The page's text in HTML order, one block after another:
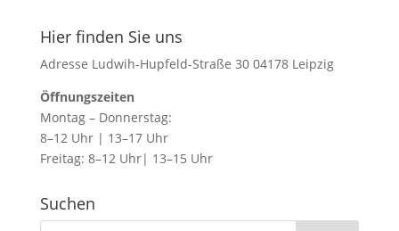
Hier finden Sie uns
Adresse Ludwih-Hupfeld-Straße 30 04178 Leipzig
Öffnungszeiten
Montag – Donnerstag:
8–12 Uhr | 13–17 Uhr
Freitag: 8–12 Uhr| 13–15 Uhr
Suchen